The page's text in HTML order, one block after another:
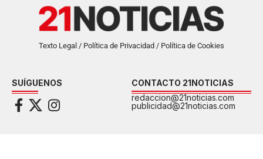
Texto Legal / Política de Privacidad / Política de Cookies
SUÍGUENOS
CONTACTO 21NOTICIAS
redaccion@21noticias.com
publicidad@21noticias.com